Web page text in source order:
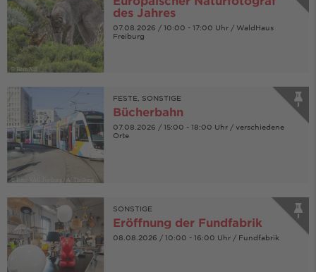
© Bern Nill
des Jahres
07.08.2026 / 10:00 - 17:00 Uhr / WaldHaus
Freiburg
© Foto: VAG Freiburg / A. Thölking
FESTE, SONSTIGE
Bücherbahn
07.08.2026 / 15:00 - 18:00 Uhr / verschiedene
Orte
SONSTIGE
Eröffnung der Fundfabrik
08.08.2026 / 10:00 - 16:00 Uhr / Fundfabrik